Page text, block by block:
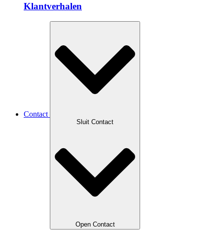
Klantverhalen
Contact
Sluit Contact
Open Contact